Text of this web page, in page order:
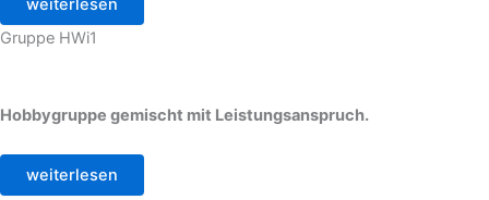
weiterlesen
Gruppe HWi1
Hobbygruppe gemischt mit Leistungsanspruch.
weiterlesen